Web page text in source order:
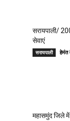
सरायपाली/
सेवाएं
सरायपाली हेमंत
महासमुंद जिले में